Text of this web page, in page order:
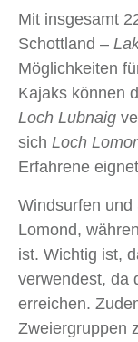
Mit insgesamt
Schottland –
Möglichkeiten
Kajaks können
Loch Lubnaig
sich Loch
Erfahrene
Windsurfen und
Lomond,
ist. Wichtig ist,
verwendest, da
erreichen.
Zweiergruppen